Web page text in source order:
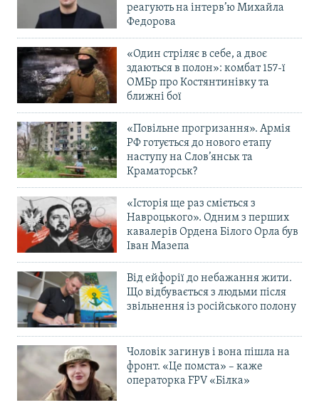
реагують на інтерв’ю Михайла
Федорова
«Один стріляє в себе, а двоє
здаються в полон»: комбат 157-ї
ОМБр про Костянтинівку та
ближні бої
«Повільне прогризання». Армія
РФ готується до нового етапу
наступу на Слов’янськ та
Краматорськ?
«Історія ще раз сміється з
Навроцького». Одним з перших
кавалерів Ордена Білого Орла був
Іван Мазепа
Від ейфорії до небажання жити.
Що відбувається з людьми після
звільнення із російського полону
Чоловік загинув і вона пішла на
фронт. «Це помста» – каже
операторка FPV «Білка»